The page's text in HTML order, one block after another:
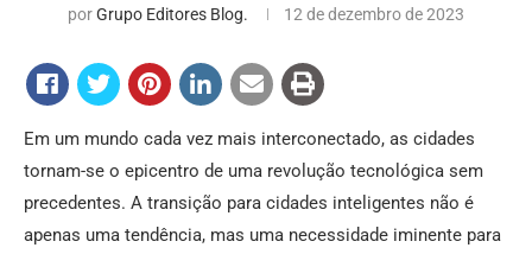
porGrupo Editores Blog. 12 de dezembro de 2023
Em um mundo cada vez mais interconectado, as cidades
tornam-se o epicentro de uma revolução tecnológica sem
precedentes. A transição para cidades inteligentes não é
apenas uma tendência, mas uma necessidade iminente para